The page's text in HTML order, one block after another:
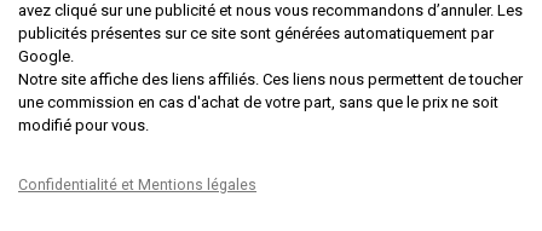
avez cliqué sur une publicité et nous vous recommandons d’annuler. Les
publicités présentes sur ce site sont générées automatiquement par
Google.
Notre site affiche des liens affiliés. Ces liens nous permettent de toucher
une commission en cas d'achat de votre part, sans que le prix ne soit
modifié pour vous.
Confidentialité et Mentions légales